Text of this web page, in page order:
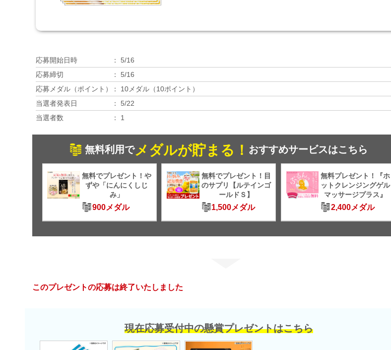
応募開始日時
5/16
応募締切
5/16
応募メダル（ポイント）
10メダル（10ポイント）
当選者発表日
5/22
当選者数
1
無料利用でメダルが貯まる！ おすすめサービスはこちら
無料でプレゼント！や
ずや「にんにくしじ
み」
900メダル
無料でプレゼント！目
のサプリ【ルテインゴ
ールドＳ】
1,500メダル
無料プレゼント！『ホ
ットクレンジングゲル
マッサージプラス』
2,400メダル
このプレゼントの応募は終了いたしました
現在応募受付中の懸賞プレゼントはこちら